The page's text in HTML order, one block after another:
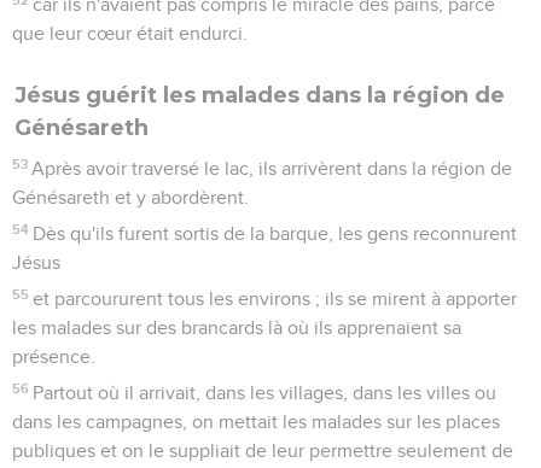
car ils n'avaient pas compris le miracle des pains, parce
que leur cœur était endurci.
Jésus guérit les malades dans la région de
Génésareth
53 Après avoir traversé le lac, ils arrivèrent dans la région de
Génésareth et y abordèrent.
54 Dès qu'ils furent sortis de la barque, les gens reconnurent
Jésus
55 et parcoururent tous les environs ; ils se mirent à apporter
les malades sur des brancards là où ils apprenaient sa
présence.
56 Partout où il arrivait, dans les villages, dans les villes ou
dans les campagnes, on mettait les malades sur les places
publiques et on le suppliait de leur permettre seulement de